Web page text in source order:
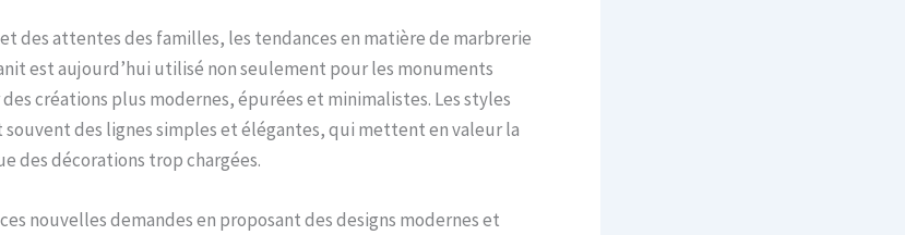
des attentes des familles, les tendances en matière de marbrerie
est aujourd’hui utilisé non seulement pour les monuments
créations plus modernes, épurées et minimalistes. Les styles
des lignes simples et élégantes, qui mettent en valeur la
des décorations trop chargées.
nouvelles demandes en proposant des designs modernes et